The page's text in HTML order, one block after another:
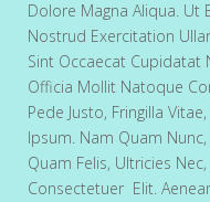
Dolore Magna Aliqua. Ut
Nostrud Exercitation
Sint Occaecat Cupidatat
Officia Mollit Natoque
Pede Justo, Fringilla
Ipsum. Nam Quam
Quam Felis, Ultricies
Consectetuer Elit.